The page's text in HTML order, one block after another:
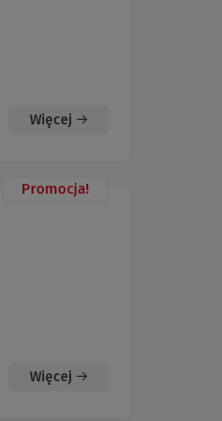
Więcej
Promocja!
Więcej